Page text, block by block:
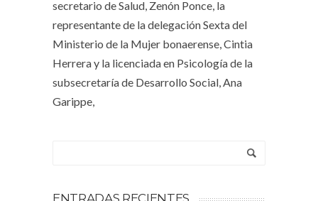
secretario de Salud, Zenón Ponce, la
representante de la delegación Sexta del
Ministerio de la Mujer bonaerense, Cintia
Herrera y la licenciada en Psicología de la
subsecretaría de Desarrollo Social, Ana
Garippe,
ENTRADAS RECIENTES